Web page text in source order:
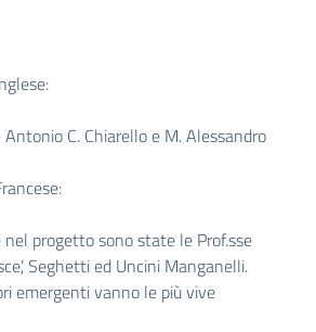
C. Chiarello e M. Alessandro
progetto sono state le Prof.sse
Seghetti ed Uncini Manganelli.
emergenti vanno le più vive